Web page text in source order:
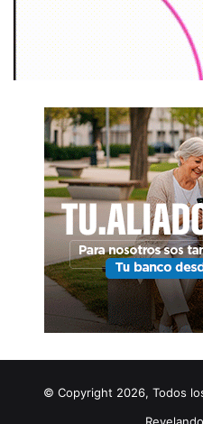
© Copyright 2026, Todos